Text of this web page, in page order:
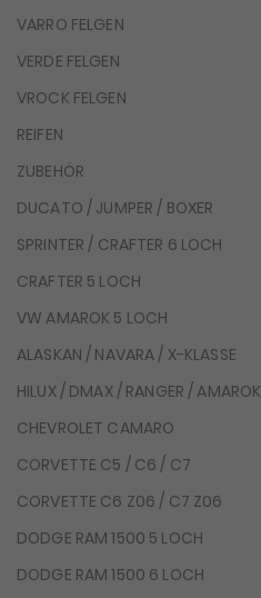
VARRO FELGEN
VERDE FELGEN
VROCK FELGEN
REIFEN
ZUBEHÖR
DUCATO / JUMPER / BOXER
SPRINTER / CRAFTER 6 LOCH
CRAFTER 5 LOCH
VW AMAROK 5 LOCH
ALASKAN / NAVARA / X-KLASSE
HILUX / DMAX / RANGER / AMAROK
CHEVROLET CAMARO
CORVETTE C5 / C6 / C7
CORVETTE C6 Z06 / C7 Z06
DODGE RAM 1500 5 LOCH
DODGE RAM 1500 6 LOCH